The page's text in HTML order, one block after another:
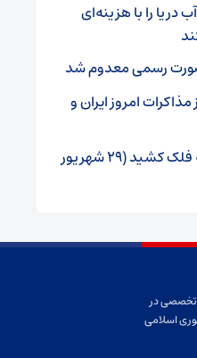
را با هزینه‌ای
رسمی معدوم شد
امروز ایران و
قیمت طلا امروز سر به فلک کشید (۲۹ شهریور
تخصصی در
اسلامی